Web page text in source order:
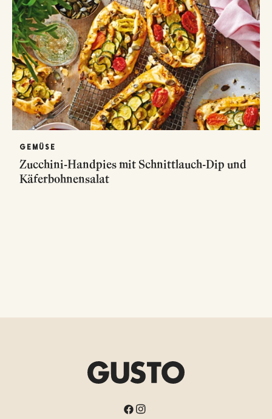
GEMÜSE
Zucchini-Handpies mit Schnittlauch-Dip und
Käferbohnensalat